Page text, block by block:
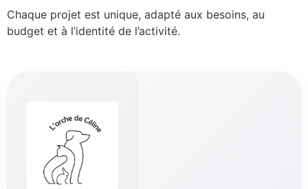
Chaque projet est unique, adapté aux besoins, au
budget et à l’identité de l’activité.